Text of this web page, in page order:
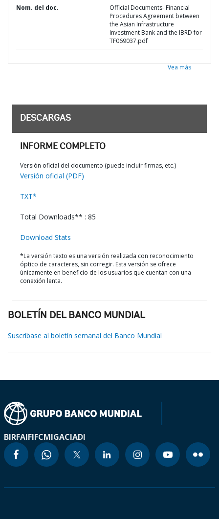
Nom. del doc.
Official Documents- Financial
Procedures Agreement between
the Asian Infrastructure
Investment Bank and the IBRD for
TF069037.pdf
Vea más
DESCARGAS
INFORME COMPLETO
Versión oficial del documento (puede incluir firmas, etc.)
Versión oficial (PDF)
TXT*
Total Downloads** : 85
Download Stats
*La versión texto es una versión realizada con reconocimiento
óptico de caracteres, sin corregir. Esta versión se ofrece
únicamente en beneficio de los usuarios que cuentan con una
conexión lenta.
BOLETÍN DEL BANCO MUNDIAL
Suscríbase al boletín semanal del Banco Mundial
BIRFAIFIFCMIGACIADI